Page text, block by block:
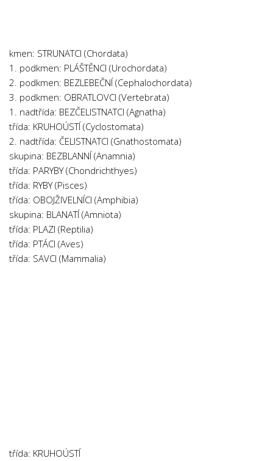
Ekonomie
Fyzika
Informatika
Jazyky
Management
Marketing
Němčina
Občanská nauka
Pedagogika
Právo
kmen: STRUNATCI (Chordata)
1. podkmen: PLÁŠTĚNCI (Urochordata)
2. podkmen: BEZLEBEČNÍ (Cephalochordata)
3. podkmen: OBRATLOVCI (Vertebrata)
1. nadtřída: BEZČELISTNATCI (Agnatha)
třída: KRUHOÚSTÍ (Cyclostomata)
2. nadtřída: ČELISTNATCI (Gnathostomata)
skupina: BEZBLANNÍ (Anamnia)
třída: PARYBY (Chondrichthyes)
třída: RYBY (Pisces)
třída: OBOJŽIVELNÍCI (Amphibia)
skupina: BLANATÍ (Amniota)
třída: PLAZI (Reptilia)
třída: PTÁCI (Aves)
třída: SAVCI (Mammalia)
třída: KRUHOÚSTÍ